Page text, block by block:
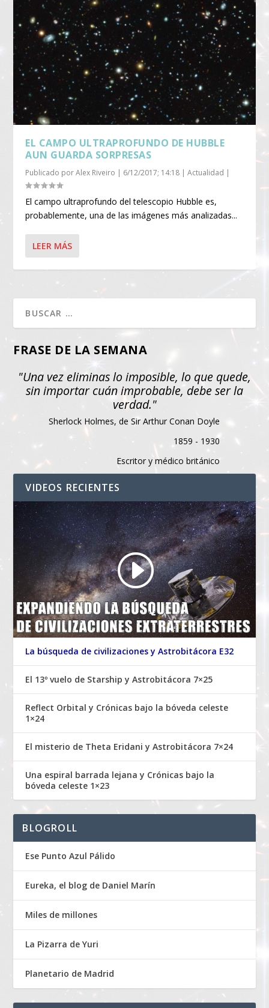
EL CAMPO ULTRAPROFUNDO DE HUBBLE
AUN GUARDA SORPRESAS
Publicado porAlex Riveiro | 6/12/2017; 14:18 |Actualidad |
El campo ultraprofundo del telescopio Hubble es,
probablemente, una de las imágenes más analizadas...
LEER MÁS
FRASE DE LA SEMANA
"Una vez eliminas lo imposible, lo que quede,
sin importar cuán improbable, debe ser la
verdad."
Sherlock Holmes, de Sir Arthur Conan Doyle
1859 - 1930
Escritor y médico británico
VIDEOS RECIENTES
La búsqueda de civilizaciones y Astrobitácora E32
El 13º vuelo de Starship y Astrobitácora 7×25
Reflect Orbital y Crónicas bajo la bóveda celeste
1×24
El misterio de Theta Eridani y Astrobitácora 7×24
Una espiral barrada lejana y Crónicas bajo la
bóveda celeste 1×23
BLOGROLL
Ese Punto Azul Pálido
Eureka, el blog de Daniel Marín
Miles de millones
La Pizarra de Yuri
Planetario de Madrid